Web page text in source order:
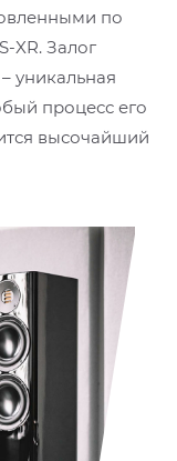
по
XR. Залог
уникальная
процесс его
высочайший